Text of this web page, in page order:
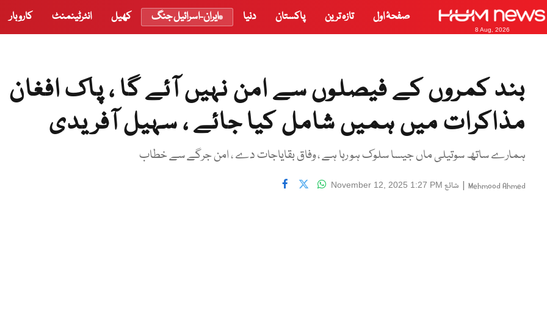
8 Aug, 2026
صفحۂ اول تازہ ترین پاکستان دنیا ایران-اسرائیل جنگ کھیل انٹرٹینمنٹ کاروبار
بند کمروں کے فیصلوں سے امن نہیں آئے گا ، پاک افغان
مذاکرات میں ہمیں شامل کیا جائے ، سہیل آفریدی
ہمارے ساتھ سوتیلی ماں جیسا سلوک ہو رہا ہے ، وفاق بقایاجات دے ، امن جرگے سے خطاب
Mehmood Ahmed
| شائع November 12, 2025 1:27 PM